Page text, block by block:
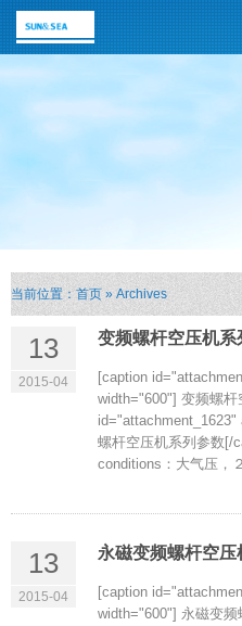
当前位置：首页 » Archives
13
2015-04
变频螺杆空压机系
[caption
width="600"] 变频螺
螺杆空压机系列参数[/
conditions：大气压，
13
2015-04
永磁变频螺杆空压
[caption
width="600"] 永磁变